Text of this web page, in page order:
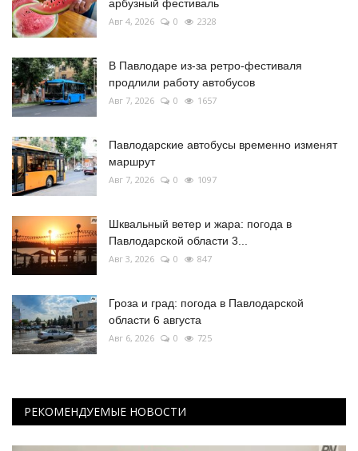
арбузный фестиваль
Авг 4, 2026 0 2328
В Павлодаре из-за ретро-фестиваля
продлили работу автобусов
Авг 7, 2026 0 1657
Павлодарские автобусы временно изменят
маршрут
Авг 7, 2026 0 1097
Шквальный ветер и жара: погода в
Павлодарской области 3...
Авг 3, 2026 0 847
Гроза и град: погода в Павлодарской
области 6 августа
Авг 6, 2026 0 725
РЕКОМЕНДУЕМЫЕ НОВОСТИ